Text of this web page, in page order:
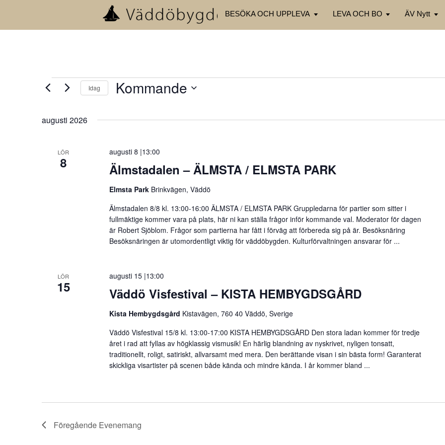
BESÖKA OCH UPPLEVA LEVA OCH BO ÄV Nytt
Evenemang
Idag Kommande
augusti 2026
LÖR
8 Älmstadalen – ÄLMSTA / ELMSTA PARK
augusti 8 |13:00
Elmsta Park Brinkvägen, Väddö
Älmstadalen 8/8 kl. 13:00-16:00 ÄLMSTA / ELMSTA PARK Gruppledarna för partier som sitter i
fullmäktige kommer vara på plats, här ni kan ställa frågor inför kommande val. Moderator för dagen
är Robert Sjöblom. Frågor som partierna har fått i förväg att förbereda sig på är. Besöksnäring
Besöksnäringen är utomordentligt viktig för väddöbygden. Kulturförvaltningen ansvarar för ...
LÖR
15 Väddö Visfestival – KISTA HEMBYGDSGÅRD
augusti 15 |13:00
Kista Hembygdsgård Kistavägen, 760 40 Väddö, Sverige
Väddö Visfestival 15/8 kl. 13:00-17:00 KISTA HEMBYGDSGÅRD Den stora ladan kommer för tredje
året i rad att fyllas av högklassig vismusik! En härlig blandning av nyskrivet, nyligen tonsatt,
traditionellt, roligt, satiriskt, allvarsamt med mera. Den berättande visan i sin bästa form! Garanterat
skickliga visartister på scenen både kända och mindre kända. I år kommer bland ...
Föregående Evenemang